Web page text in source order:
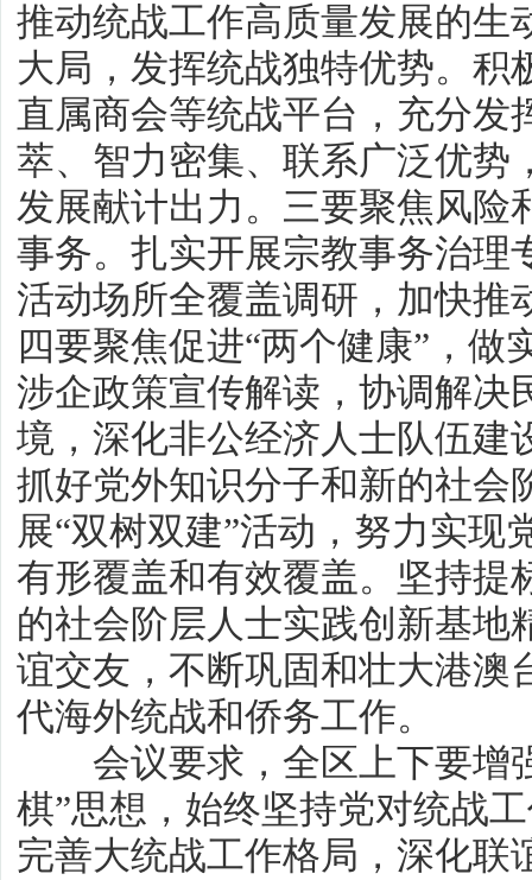
推动统战工作高质量发展的生
大局，发挥统战独特优势。积
直属商会等统战平台，充分发
萃、智力密集、联系广泛优势
发展献计出力。三要聚焦风险
事务。扎实开展宗教事务治理
活动场所全覆盖调研，加快推
四要聚焦促进“两个健康”，做
涉企政策宣传解读，协调解决
境，深化非公经济人士队伍建
抓好党外知识分子和新的社会
展“双树双建”活动，努力实现
有形覆盖和有效覆盖。坚持提
的社会阶层人士实践创新基地
谊交友，不断巩固和壮大港澳
代海外统战和侨务工作。
会议要求，全区上下要增
棋”思想，始终坚持党对统战
完善大统战工作格局，深化联